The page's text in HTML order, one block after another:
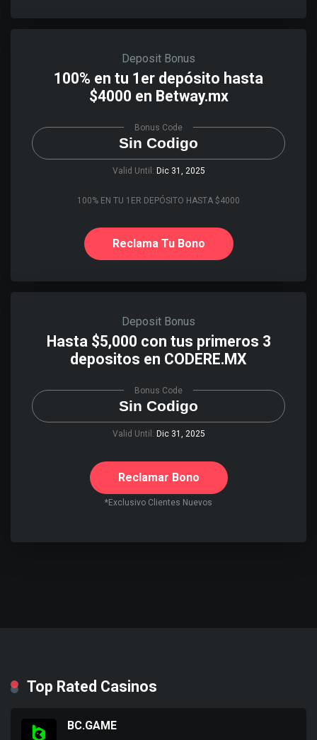
Deposit Bonus
100% en tu 1er depósito hasta
$4000 en Betway.mx
Sin Codigo
Bonus Code
Valid Until: Dic 31, 2025
100% EN TU 1ER DEPÓSITO HASTA $4000
Reclama Tu Bono
Deposit Bonus
Hasta $5,000 con tus primeros 3
depositos en CODERE.MX
Sin Codigo
Bonus Code
Valid Until: Dic 31, 2025
Reclamar Bono
*Exclusivo Clientes Nuevos
Top Rated Casinos
BC.GAME